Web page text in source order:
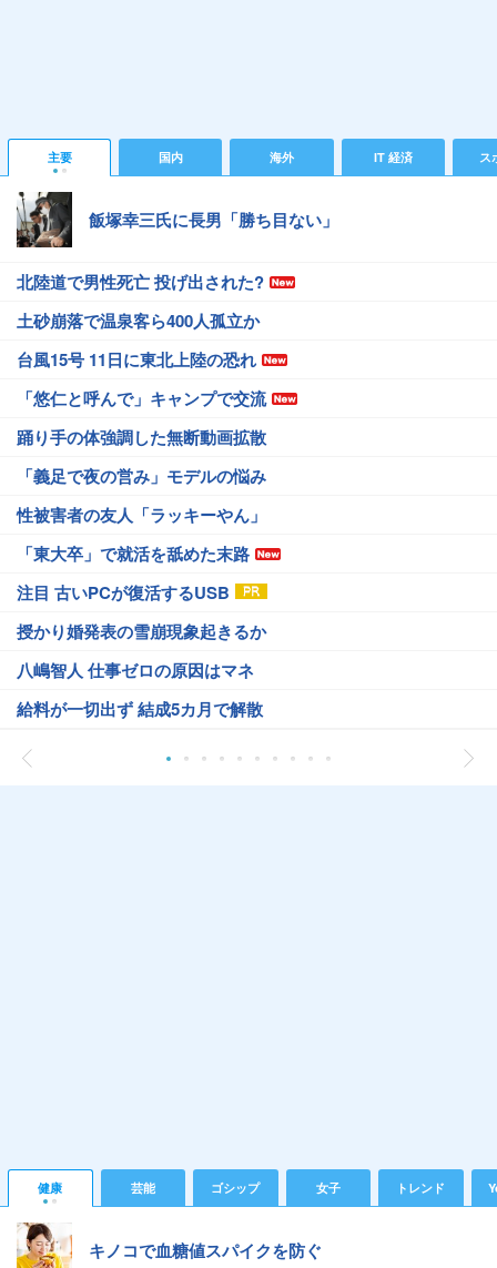
主要 国内 海外 IT 経済 ス
飯塚幸三氏に長男「勝ち目ない」
北陸道で男性死亡 投げ出された?
土砂崩落で温泉客ら400人孤立か
台風15号 11日に東北上陸の恐れ
「悠仁と呼んで」キャンプで交流
踊り手の体強調した無断動画拡散
「義足で夜の営み」モデルの悩み
性被害者の友人「ラッキーやん」
「東大卒」で就活を舐めた末路
注目 古いPCが復活するUSB
授かり婚発表の雪崩現象起きるか
八嶋智人 仕事ゼロの原因はマネ
給料が一切出ず 結成5カ月で解散
健康 芸能 ゴシップ 女子 トレンド
キノコで血糖値スパイクを防ぐ